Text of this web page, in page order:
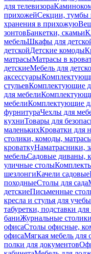
для телевизора
прихожейСекции, тумбы
хранения в прихожую
зонтовБанкетки, скамьи
мебельШкафы для
детскойДетские комоды
матрасыМатрасы в
детскиеМебель для
аксессуары
стульевКомплектующие
для мебели
мебелиКомплектующие
фурнитураЧехлы для
кухниТовары для
маленькихКроватки для
столики, комоды,
кроваткуНаматрасники,
мебельСадовые диваны,
уличные столы
шезлонгиКачели садовые
походныеСтолы для сада
детскиеПисьменные
кресла и стулья для учебы
табуретки, подставки
баниЖурнальные
офисаСтолы офисные,
офисаМягкая мебель для
полки для документов